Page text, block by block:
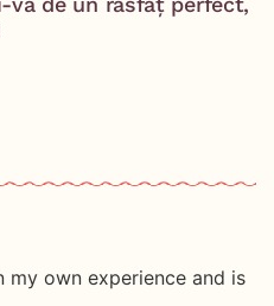
my own experience and is